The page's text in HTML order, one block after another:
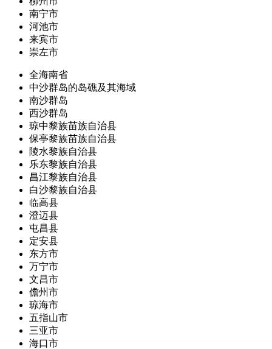
南宁市
河池市
来宾市
崇左市
全海南省
中沙群岛的岛礁及其海域
南沙群岛
西沙群岛
琼中黎族苗族自治县
保亭黎族苗族自治县
陵水黎族自治县
乐东黎族自治县
昌江黎族自治县
白沙黎族自治县
临高县
澄迈县
屯昌县
定安县
东方市
万宁市
文昌市
儋州市
琼海市
五指山市
三亚市
海口市